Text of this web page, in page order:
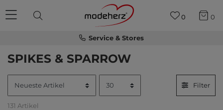
Service & Stores
0 0
SPIKES & SPARROW
Filter
131 Artikel